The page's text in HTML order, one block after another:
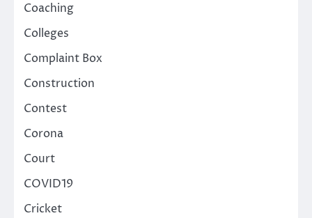
Coaching
Colleges
Complaint Box
Construction
Contest
Corona
Court
COVID19
Cricket